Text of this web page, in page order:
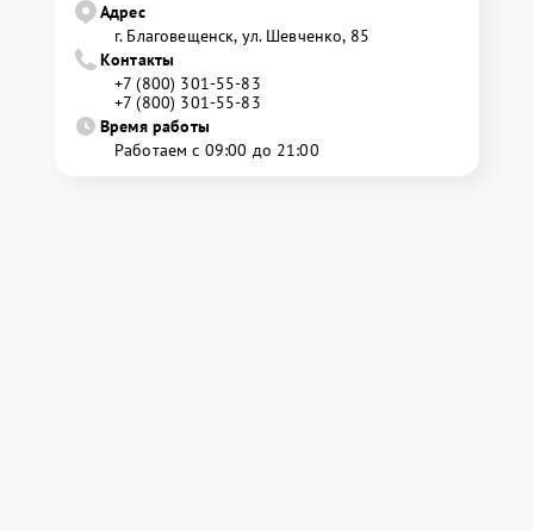
Адрес
г. Благовещенск, ул. Шевченко, 85
Контакты
+7 (800) 301-55-83
+7 (800) 301-55-83
Время работы
Работаем с 09:00 до 21:00